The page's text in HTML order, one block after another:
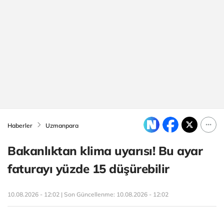
Haberler Uzmanpara
Bakanlıktan klima uyarısı! Bu ayar
faturayı yüzde 15 düşürebilir
10.08.2026 - 12:02 | Son Güncellenme: 10.08.2026 - 12:02